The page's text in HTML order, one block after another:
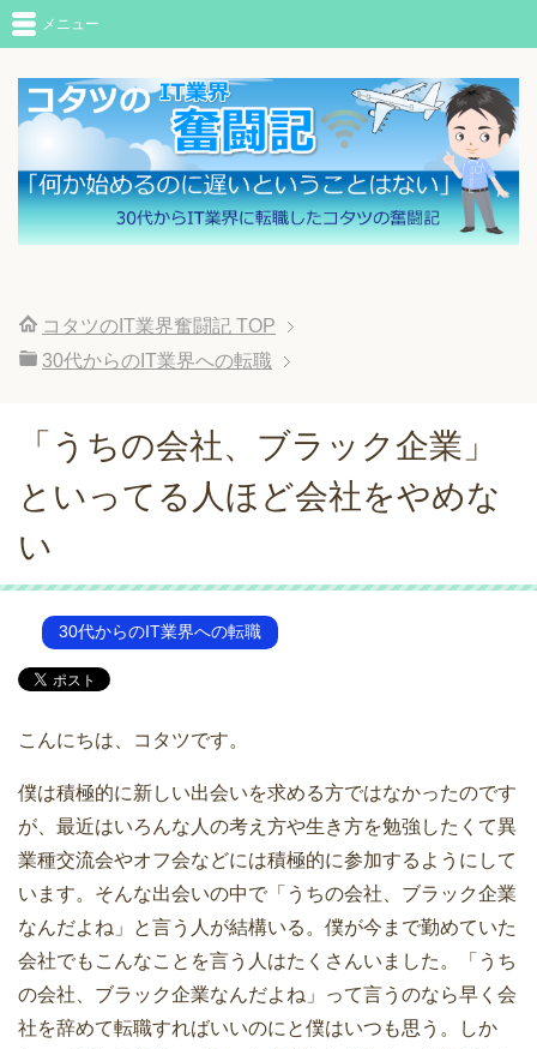
メニュー
コタツのIT業界奮闘記 TOP
30代からのIT業界への転職
「うちの会社、ブラック企業」
といってる人ほど会社をやめな
い
30代からのIT業界への転職
こんにちは、コタツです。
僕は積極的に新しい出会いを求める方ではなかったのです
が、最近はいろんな人の考え方や生き方を勉強したくて異
業種交流会やオフ会などには積極的に参加するようにして
います。そんな出会いの中で「うちの会社、ブラック企業
なんだよね」と言う人が結構いる。僕が今まで勤めていた
会社でもこんなことを言う人はたくさんいました。「うち
の会社、ブラック企業なんだよね」って言うのなら早く会
社を辞めて転職すればいいのにと僕はいつも思う。しか